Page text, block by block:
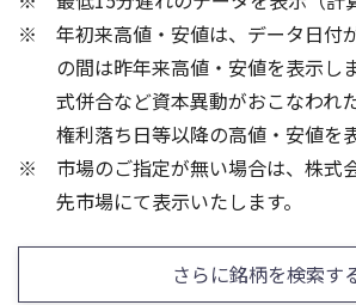
26/02
25/12
25/10
25/08
25/06
25/04 24/01
23/01
22/01
21/01
年初来高値・安値は、データ日付
の間は昨年来高値・安値を表示し
式併合など資本異動がおこなわれ
権利落ち日等以降の高値・安値を
市場のご指定が無い場合は、株式
先市場にて表示いたします。
さらに銘柄を検索す